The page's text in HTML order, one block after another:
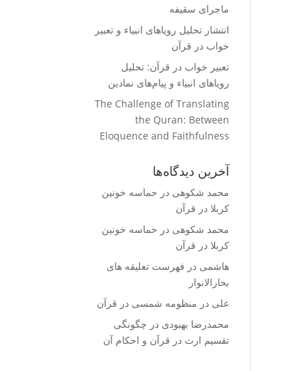
ماجرای سقیفه
انتشار تحلیل رویاهای انبیاء و تعبیر
خواب در قرآن
تعبیر خواب در قرآن: تحلیل
رویاهای انبیاء و پیام‌های نمادین
The Challenge of Translating
the Quran: Between
Eloquence and Faithfulness
آخرین دیدگاه‌ها
محمد شکوهی در حماسه خونین
کربلا در قرآن
محمد شکوهی در حماسه خونین
کربلا در قرآن
هاشمی در فهرست تعلیقه های
بحارالانوار
علی در منظومه شمسی در قرآن
محمدرضا بهبودی در چگونگی
تقسیم ارث در قرآن و احکام آن